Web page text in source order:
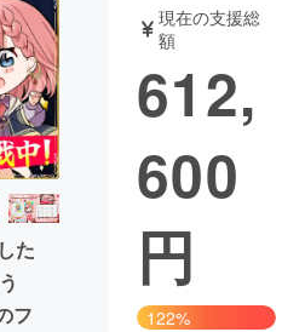
ジェット
書籍・雑誌
チャレンジ
活性化
Good
CAMPFIRE Creation
た
フ
現在の支援総
額
612,
600
円
122%